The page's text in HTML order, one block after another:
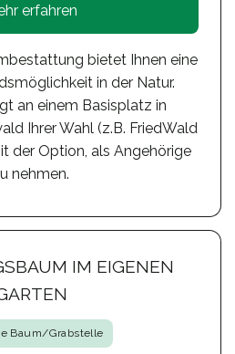
erfahren
bietet Ihnen eine
in der Natur.
an einem Basisplatz in
Ihrer Wahl (z.B. FriedWald
der Option, als Angehörige
nehmen.
IM EIGENEN
Baum/Grabstelle